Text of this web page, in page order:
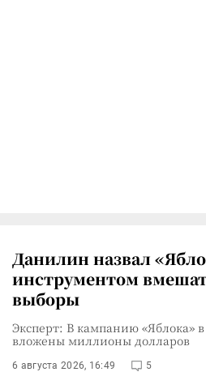
Данилин назвал
инструментом
выборы
Эксперт: В кампанию «Яблока»
вложены миллионы долларов
6 августа 2026, 16:49 5